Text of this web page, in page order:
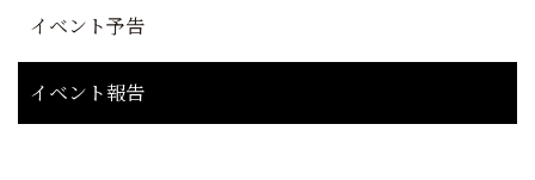
イベント予告
イベント報告